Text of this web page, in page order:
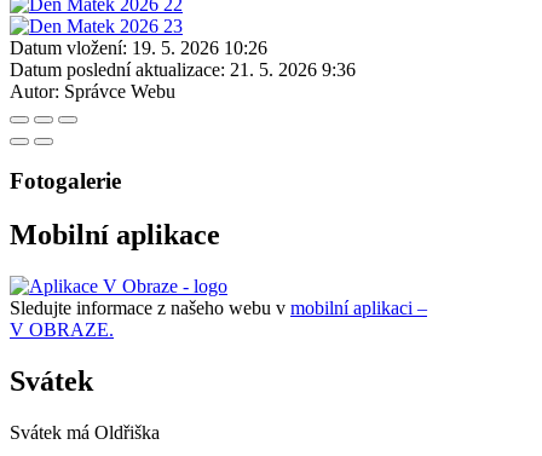
Datum vložení: 19. 5. 2026 10:26
Datum poslední aktualizace: 21. 5. 2026 9:36
Autor: Správce Webu
Fotogalerie
Mobilní aplikace
Sledujte informace z našeho webu v mobilní aplikaci –
V OBRAZE.
Svátek
Svátek má Oldřiška